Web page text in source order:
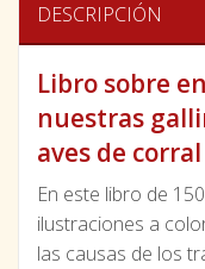
DESCRIPCIÓN
Libro sobre
nuestras
aves de corral
En este libro de
ilustraciones a
las causas de los